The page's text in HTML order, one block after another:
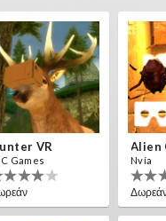
VR
Games Nvía